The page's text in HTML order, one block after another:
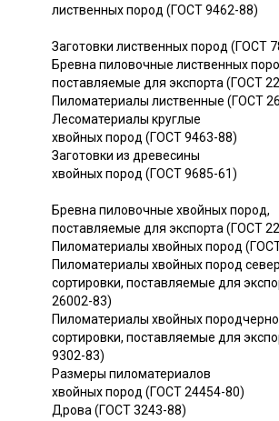
лиственных пород (ГОСТ 9462-88)
Заготовки лиственных пород (ГОСТ
Бревна пиловочные лиственных
поставляемые для экспорта (ГОСТ
Пиломатериалы лиственные (ГОСТ
Лесоматериалы круглые
хвойных пород (ГОСТ 9463-88)
Заготовки из древесины
хвойных пород (ГОСТ 9685-61)
Бревна пиловочные хвойных пород,
поставляемые для экспорта (ГОСТ
Пиломатериалы хвойных пород
Пиломатериалы хвойных пород
сортировки, поставляемые для
26002-83)
Пиломатериалы хвойных
сортировки, поставляемые для
9302-83)
Размеры пиломатериалов
хвойных пород (ГОСТ 24454-80)
Дрова (ГОСТ 3243-88)